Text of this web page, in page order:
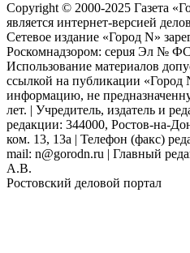
Copyright © 2000-2025 Газета
является интернет-версией
Сетевое издание «Город N»
Роскомнадзором: серuя Эл №
Использование материалов
ссылкой на публикации «Город
информацию, не
лет. | Учредитель, издатель и
редакции: 344000, Ростов-на-
ком. 13, 13а | Телефон (факс)
mail: n@gorodn.ru | Главный
А.В.
Ростовский деловой портал